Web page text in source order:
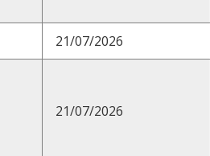
21/07/2026
21/07/2026